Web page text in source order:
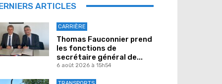
ARTICLES
CARRIÈRE
Thomas Fauconnier prend
les fonctions de
secrétaire général de...
6 août 2026 à 15h54